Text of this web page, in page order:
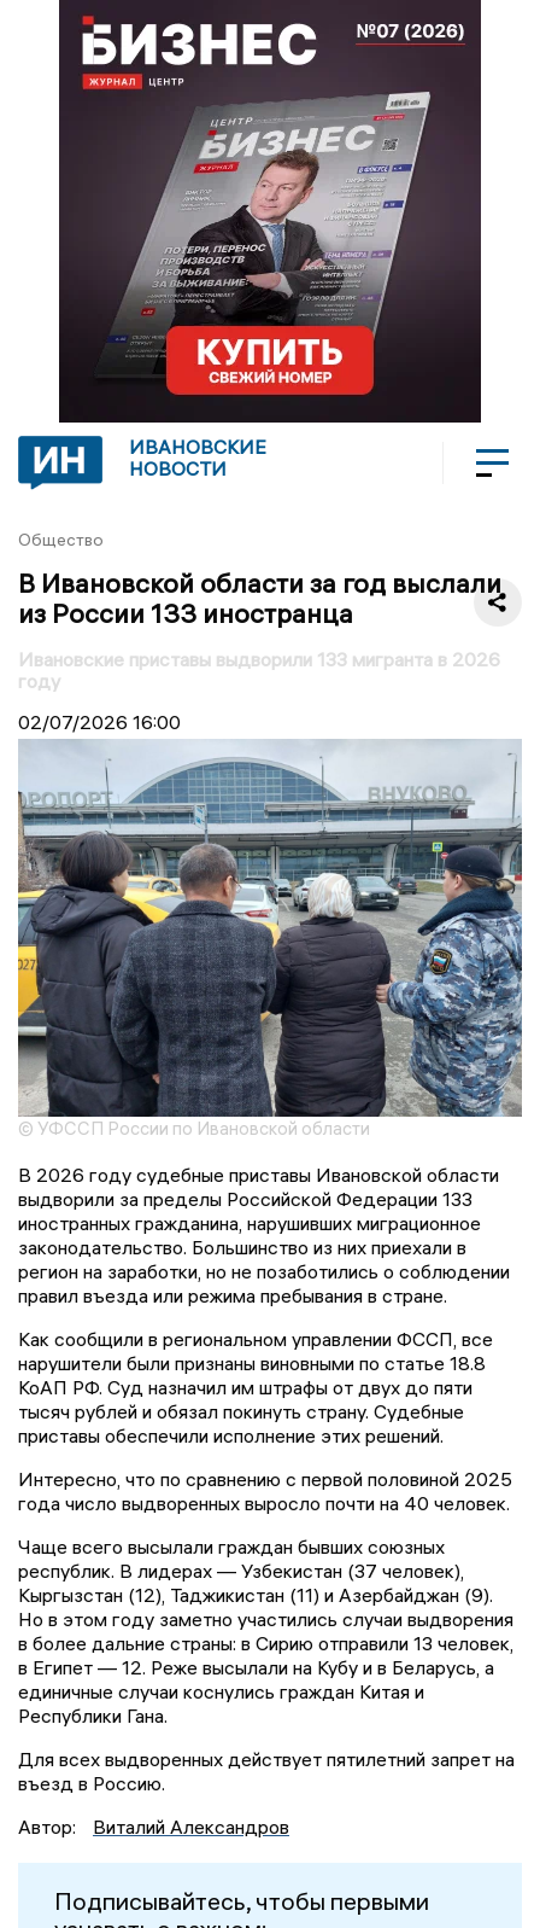
ИВАНОВСКИЕ
НОВОСТИ
Общество
В Ивановской области за год выслали
из России 133 иностранца
Ивановские приставы выдворили 133 мигранта в 2026
году
02/07/2026 16:00
© УФССП России по Ивановской области
В 2026 году судебные приставы Ивановской области
выдворили за пределы Российской Федерации 133
иностранных гражданина, нарушивших миграционное
законодательство. Большинство из них приехали в
регион на заработки, но не позаботились о соблюдении
правил въезда или режима пребывания в стране.
Как сообщили в региональном управлении ФССП, все
нарушители были признаны виновными по статье 18.8
КоАП РФ. Суд назначил им штрафы от двух до пяти
тысяч рублей и обязал покинуть страну. Судебные
приставы обеспечили исполнение этих решений.
Интересно, что по сравнению с первой половиной 2025
года число выдворенных выросло почти на 40 человек.
Чаще всего высылали граждан бывших союзных
республик. В лидерах — Узбекистан (37 человек),
Кыргызстан (12), Таджикистан (11) и Азербайджан (9).
Но в этом году заметно участились случаи выдворения
в более дальние страны: в Сирию отправили 13 человек,
в Египет — 12. Реже высылали на Кубу и в Беларусь, а
единичные случаи коснулись граждан Китая и
Республики Гана.
Для всех выдворенных действует пятилетний запрет на
въезд в Россию.
Автор:
Виталий Александров
Подписывайтесь, чтобы первыми